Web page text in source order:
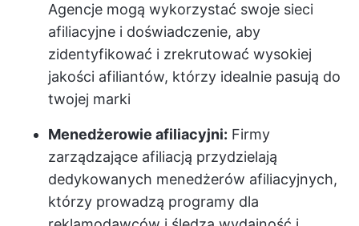
Agencje mogą wykorzystać swoje sieci
afiliacyjne i doświadczenie, aby
zidentyfikować i zrekrutować wysokiej
jakości afiliantów, którzy idealnie pasują do
twojej marki
Menedżerowie afiliacyjni: Firmy
zarządzające afiliacją przydzielają
dedykowanych menedżerów afiliacyjnych,
którzy prowadzą programy dla